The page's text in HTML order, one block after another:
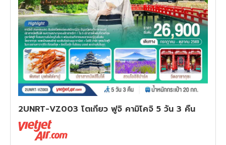
2UNRT-VZ003 โตเกียว ฟูจิ คามิโคจิ 5 วัน 3 คืน
ทัวร์ตุรเคีย
ทัวร์สวิตเซอร์แลนด์
ทัวร์พม่า
ทัวร์ลาว
ทัวร์มัลดีฟส์
ทัวร์เวียดนาม